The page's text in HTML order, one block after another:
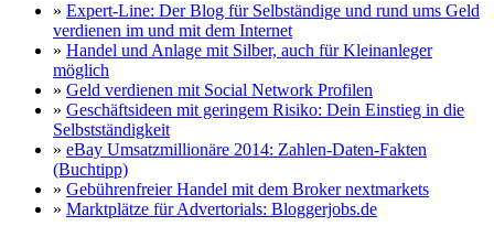
» Expert-Line: Der Blog für Selbständige und rund ums Geld
verdienen im und mit dem Internet
» Handel und Anlage mit Silber, auch für Kleinanleger
möglich
» Geld verdienen mit Social Network Profilen
» Geschäftsideen mit geringem Risiko: Dein Einstieg in die
Selbstständigkeit
» eBay Umsatzmillionäre 2014: Zahlen-Daten-Fakten
(Buchtipp)
» Gebührenfreier Handel mit dem Broker nextmarkets
» Marktplätze für Advertorials: Bloggerjobs.de